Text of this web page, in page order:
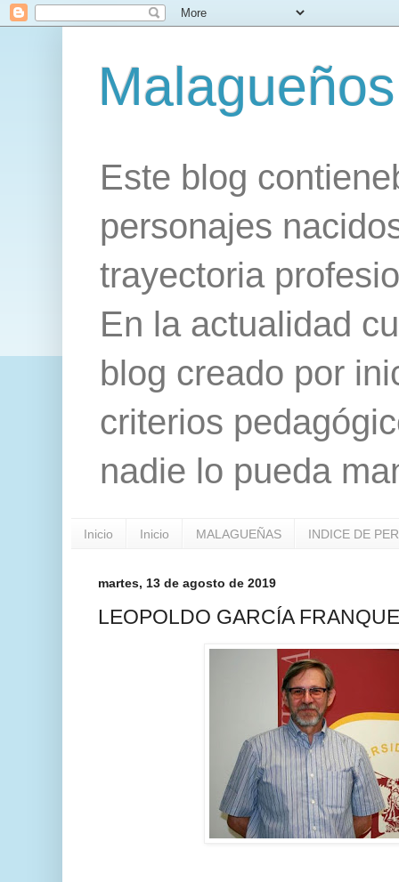
Este blog
personajes
trayectoria
En la actualidad
blog creado por
criterios
nadie lo pueda
Inicio Inicio MALAGUEÑAS INDICE DE
martes, 13 de agosto de 2019
LEOPOLDO GARCÍA